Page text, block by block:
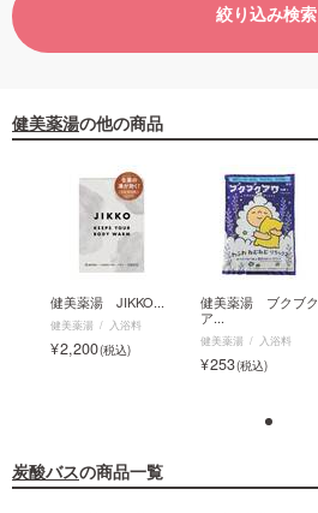
絞り込み検索
健美薬湯の他の商品
健美薬湯 JIKKO...
健美薬湯 入浴料
2,200
健美薬湯 ブクブク
ア...
健美薬湯 入浴料
253
炭酸バスの商品一覧